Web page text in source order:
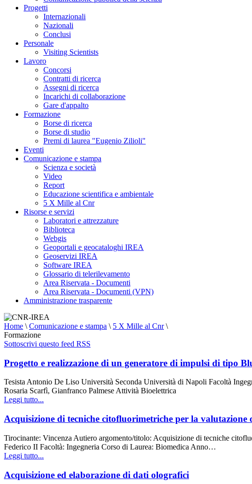
Progetti
Internazionali
Nazionali
Conclusi
Personale
Visiting Scientists
Lavoro
Concorsi
Contratti di ricerca
Assegni di ricerca
Incarichi di collaborazione
Gare d'appalto
Formazione
Borse di ricerca
Borse di studio
Premi di laurea "Eugenio Zilioli"
Eventi
Comunicazione e stampa
Scienza e società
Video
Report
Educazione scientifica e ambientale
5 X Mille al Cnr
Risorse e servizi
Laboratori e attrezzature
Biblioteca
Webgis
Geoportali e geocataloghi IREA
Geoservizi IREA
Software IREA
Glossario di telerilevamento
Area Riservata - Documenti
Area Riservata - Documenti (VPN)
Amministrazione trasparente
Home \ Comunicazione e stampa \ 5 X Mille al Cnr \
Formazione
Sottoscrivi questo feed RSS
Progetto e realizzazione di un generatore di impulsi di tipo
Tesista Antonio De Liso Università Seconda Università di Napoli Facoltà
Rosaria Scarfì, Gianfranco Palmese Attività Bioelettrica
Leggi tutto...
Acquisizione di tecniche citofluorimetriche per la
Tirocinante: Vincenza Autiero argomento/titolo: Acquisizione di tecniche
Federico II Facoltà: Ingegneria Corso di Laurea: Biomedica Anno…
Leggi tutto...
Acquisizione ed elaborazione di dati olografici